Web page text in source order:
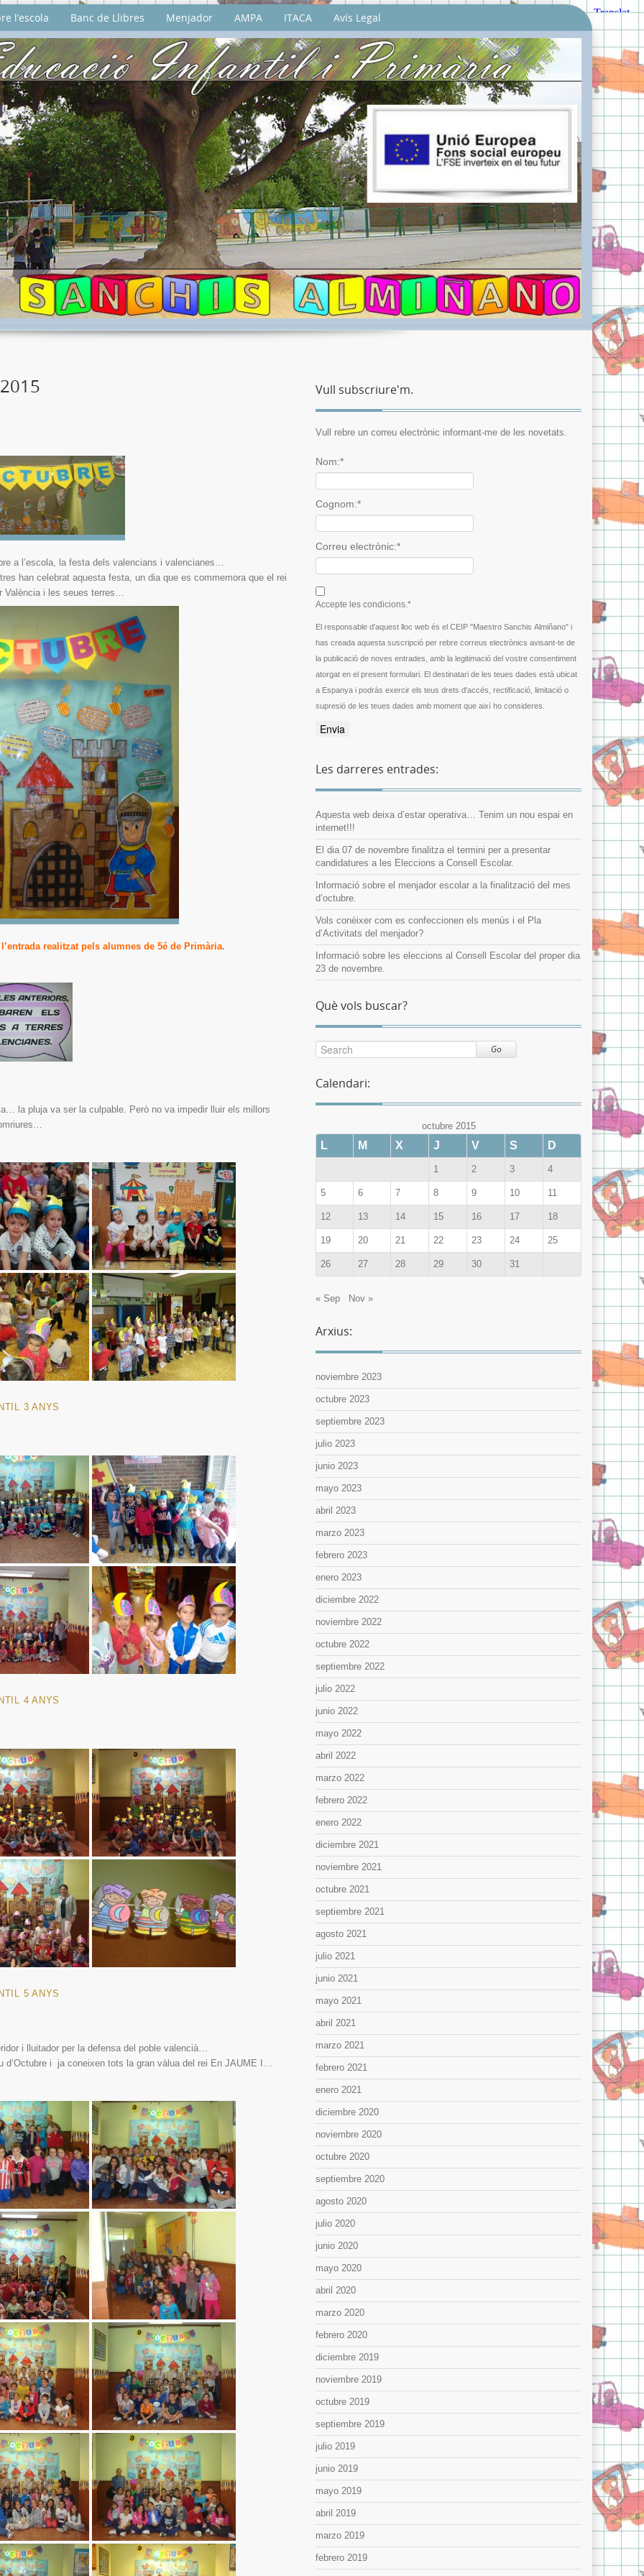
l’escola Banc de Llibres Menjador AMPA ITACA Avís Legal
a l’escola, la festa dels valencians i valencianes…
han celebrat aquesta festa, un dia que es commemora que el rei
València i les seues terres…
realitzat pels alumnes de 5é de Primària.
la pluja va ser la culpable. Però no va impedir lluir els millors
3 ANYS
4 ANYS
5 ANYS
i lluitador per la defensa del poble valencià…
i ja coneixen tots la gran vàlua del rei En JAUME I…
Vull subscriure'm.
Vull rebre un correu electrònic informant-me de les novetats.
Nom:*
Cognom:*
I agree terms and conditions.*
Correu electrònic:*
Accepte les condicions.*
El responsable d'aquest lloc web és el CEIP "Maestro Sanchis Almiñano" i
has creada aquesta suscripció per rebre correus electrònics avisant-te de
la publicació de noves entrades, amb la legitimació del vostre consentiment
atorgat en el present formulari. El destinatari de les teues dades està ubicat
a Espanya i podràs exercir els teus drets d'accés, rectificació, limitació o
supresió de les teues dades amb moment que així ho consideres.
Les darreres entrades:
Aquesta web deixa d’estar operativa… Tenim un nou espai en
internet!!!
El dia 07 de novembre finalitza el termini per a presentar
candidatures a les Eleccions a Consell Escolar.
Informació sobre el menjador escolar a la finalització del mes
d’octubre.
Vols conèixer com es confeccionen els menús i el Pla
d’Activitats del menjador?
Informació sobre les eleccions al Consell Escolar del proper dia
23 de novembre.
Què vols buscar?
Go
Calendari:
octubre 2015
L M X J V S D
1 2 3 4
5 6 7 8 9 10 11
12 13 14 15 16 17 18
19 20 21 22 23 24 25
26 27 28 29 30 31
« Sep Nov »
Arxius:
noviembre 2023
octubre 2023
septiembre 2023
julio 2023
junio 2023
mayo 2023
abril 2023
marzo 2023
febrero 2023
enero 2023
diciembre 2022
noviembre 2022
octubre 2022
septiembre 2022
julio 2022
junio 2022
mayo 2022
abril 2022
marzo 2022
febrero 2022
enero 2022
diciembre 2021
noviembre 2021
octubre 2021
septiembre 2021
agosto 2021
julio 2021
junio 2021
mayo 2021
abril 2021
marzo 2021
febrero 2021
enero 2021
diciembre 2020
noviembre 2020
octubre 2020
septiembre 2020
agosto 2020
julio 2020
junio 2020
mayo 2020
abril 2020
marzo 2020
febrero 2020
diciembre 2019
noviembre 2019
octubre 2019
septiembre 2019
julio 2019
junio 2019
mayo 2019
abril 2019
marzo 2019
febrero 2019